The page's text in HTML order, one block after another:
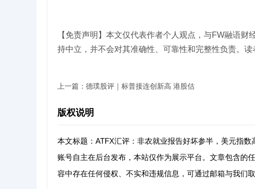
【免责声明】本文仅代表作者个人观点，与FW融语
持中立，并不会对其准确性、可靠性和完整性负责。
上一篇： 德璞股评｜标普接连创新高 港股估
版权说明
本文标题：ATFX汇评：非农就业报告好坏参半，美元指数
账号自主在后台发布，本站仅作为展示平台。文章包含的
容中存在任何侵权、不实和违规信息，可通过邮箱与我们